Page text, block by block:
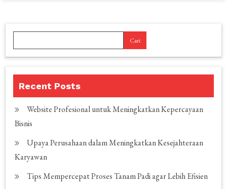
Cari
Recent Posts
Website Profesional untuk Meningkatkan Kepercayaan
Bisnis
Upaya Perusahaan dalam Meningkatkan Kesejahteraan
Karyawan
Tips Mempercepat Proses Tanam Padi agar Lebih Efisien